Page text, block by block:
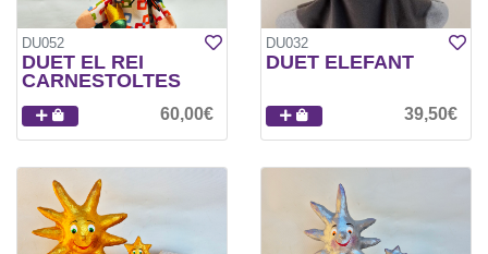
DU052
DUET EL REI
CARNESTOLTES
60,00€
DU032
DUET ELEFANT
39,50€